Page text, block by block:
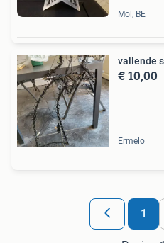
Mol, BE
vallende
€ 10,00
Ermelo
1